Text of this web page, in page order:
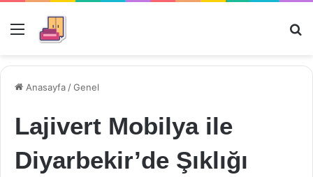
Menü
Anasayfa /Genel
Lajivert Mobilya ile
Diyarbekir’de Şıklığı